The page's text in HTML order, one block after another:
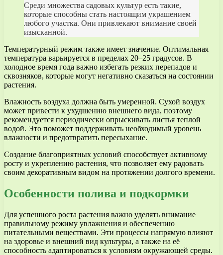
Среди множества садовых культур есть такие,
которые способны стать настоящим украшением
любого участка. Они привлекают внимание своей
изысканной.
Температурный режим также имеет значение. Оптимальная
температура варьируется в пределах 20–25 градусов. В
холодное время года важно избегать резких перепадов и
сквозняков, которые могут негативно сказаться на состоянии
растения.
Влажность воздуха должна быть умеренной. Сухой воздух
может привести к ухудшению внешнего вида, поэтому
рекомендуется периодически опрыскивать листья теплой
водой. Это поможет поддерживать необходимый уровень
влажности и предотвратить пересыхание.
Создание благоприятных условий способствует активному
росту и укреплению растения, что позволяет ему радовать
своим декоративным видом на протяжении долгого времени.
Особенности полива и подкормки
Для успешного роста растения важно уделять внимание
правильному режиму увлажнения и обеспечению
питательными веществами. Эти процессы напрямую влияют
на здоровье и внешний вид культуры, а также на её
способность адаптироваться к условиям окружающей среды.